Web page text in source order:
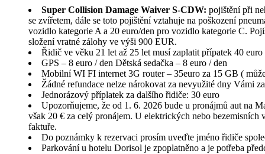
Super Collision Damage Waiver S-CDW: pojištění při
se zvířetem, dále se toto pojištění vztahuje na poškození
vozidlo kategorie A a 20 euro/den pro vozidlo kategorie C.
složení vratné zálohy ve výši 900 EUR.
Řidič ve věku 21 let až 25 let musí zaplatit přípatek 40
GPS – 8 euro / den Dětská sedačka – 8 euro / den
Mobilní WI FI internet 3G router – 35euro za 15 GB (
Žádné refundace nelze nárokovat za nevyužité dny Vámi
Jednorázový příplatek za dalšího řidiče: 30 euro
Upozorňujeme, že od 1. 6. 2026 bude u pronájmů aut na
však 20 € za celý pronájem. U elektrických nebo
faktuře.
Do poznámky k rezervaci prosím uveďte jméno řidiče
Parkování u hotelu Dorisol je zpoplatněno a je potřeba